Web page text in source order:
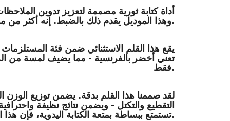
وهذا الموديل يقدم ذلك بالضبط. إنه أكثر من مجرد قلم؛ إنه امتداد لأفكارك، يترجم الأفكار بسهولة على الورق.
يقع هذا القلم الاستثنائي ضمن فئة المستلزمات
فقط.
لقد صممنا هذا القلم بدقة. يضمن توزيع الوزن
التقطيع والتكتل - ويضمن نتائج نظيفة
تستمتع ببساطة بمتعة الكتابة اليدوية، فإن هذا القلم يؤدي بشكل لا تشوبه شائبة.